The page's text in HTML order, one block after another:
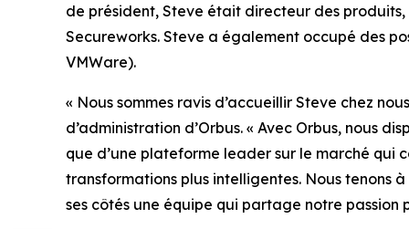
de président, Steve était directeur des
Secureworks. Steve a également occupé des
VMWare).
« Nous sommes ravis d’accueillir Steve chez
d’administration d’Orbus. « Avec Orbus, nous
que d’une plateforme leader sur le marché qui
transformations plus intelligentes. Nous tenons
ses côtés une équipe qui partage notre passion